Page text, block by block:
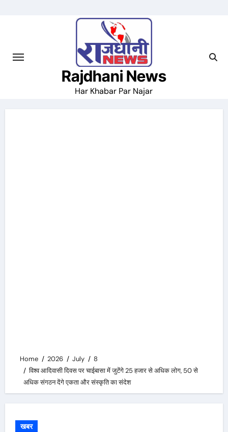
Rajdhani News
Har Khabar Par Najar
Home 2026 July
8
विश्व आदिवासी दिवस पर चाईबासा में जुटेंगे 25 हजार से अधिक लोग, 50 से
अधिक संगठन देंगे एकता और संस्कृति का संदेश
खबर